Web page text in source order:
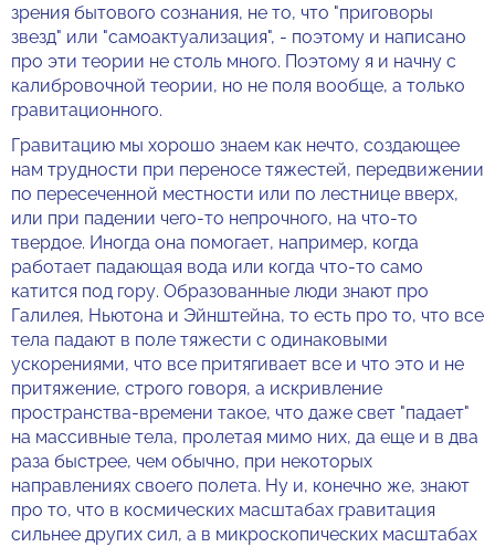
зрения бытового сознания, не то, что "приговоры
звезд" или "самоактуализация", - поэтому и написано
про эти теории не столь много. Поэтому я и начну с
калибровочной теории, но не поля вообще, а только
гравитационного.
Гравитацию мы хорошо знаем как нечто, создающее
нам трудности при переносе тяжестей, передвижении
по пересеченной местности или по лестнице вверх,
или при падении чего-то непрочного, на что-то
твердое. Иногда она помогает, например, когда
работает падающая вода или когда что-то само
катится под гору. Образованные люди знают про
Галилея, Ньютона и Эйнштейна, то есть про то, что все
тела падают в поле тяжести с одинаковыми
ускорениями, что все притягивает все и что это и не
притяжение, строго говоря, а искривление
пространства-времени такое, что даже свет "падает"
на массивные тела, пролетая мимо них, да еще и в два
раза быстрее, чем обычно, при некоторых
направлениях своего полета. Ну и, конечно же, знают
про то, что в космических масштабах гравитация
сильнее других сил, а в микроскопических масштабах